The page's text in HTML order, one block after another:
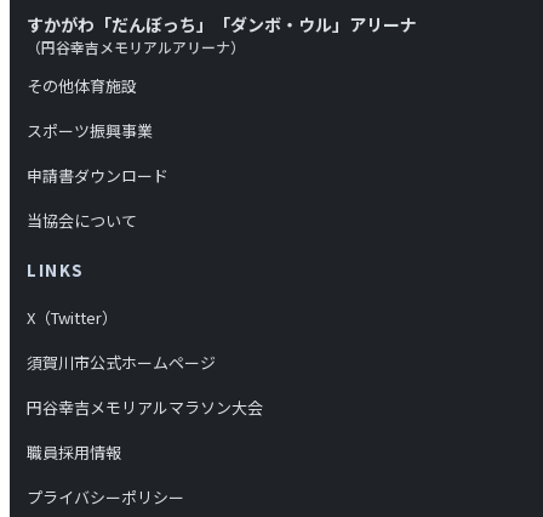
すかがわ「だんぼっち」「ダンボ・ウル」アリーナ
（円谷幸吉メモリアルアリーナ）
その他体育施設
スポーツ振興事業
申請書ダウンロード
当協会について
LINKS
X（Twitter）
須賀川市公式ホームページ
円谷幸吉メモリアルマラソン大会
職員採用情報
プライバシーポリシー